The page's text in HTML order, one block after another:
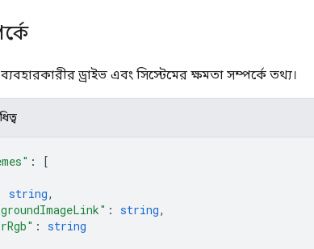
ব্যবহারকারীর ড্রাইভ এবং সিস্টেমের ক্ষমতা সম্পর্কে তথ্য।
:
[
string,
: string,
: string